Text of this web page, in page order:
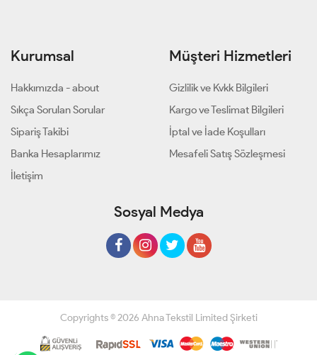
Kurumsal
Hakkımızda - about
Sıkça Sorulan Sorular
Sipariş Takibi
Banka Hesaplarımız
İletişim
Müşteri Hizmetleri
Gizlilik ve Kvkk Bilgileri
Kargo ve Teslimat Bilgileri
İptal ve İade Koşulları
Mesafeli Satış Sözleşmesi
Sosyal Medya
Copyrights © 2026 Ahna Tekstil Limited Şirketi